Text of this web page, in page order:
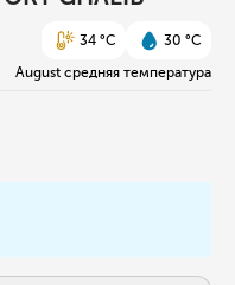
34 °C
30 °C
August средняя температура